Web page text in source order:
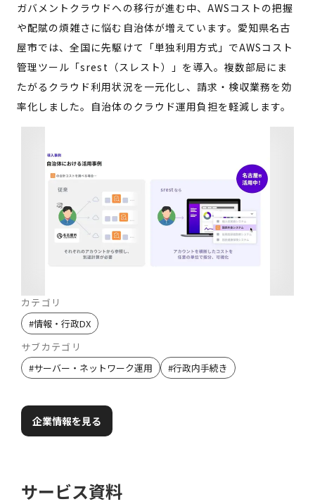
ガバメントクラウドへの移行が進む中、AWSコストの把握
や配賦の煩雑さに悩む自治体が増えています。愛知県名古
屋市では、全国に先駆けて「単独利用方式」でAWSコスト
管理ツール「srest（スレスト）」を導入。複数部局にま
たがるクラウド利用状況を一元化し、請求・検収業務を効
率化しました。自治体のクラウド運用負担を軽減します。
カテゴリ
#情報・行政DX
サブカテゴリ
#サーバー・ネットワーク運用 #行政内手続き
企業情報を見る
サービス資料